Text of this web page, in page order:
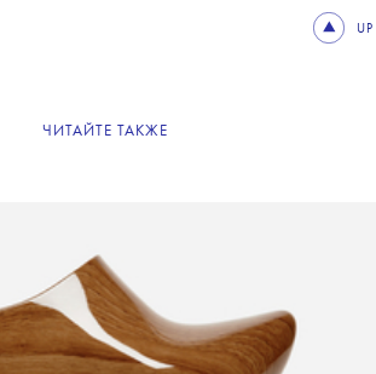
UP
ЧИТАЙТЕ ТАКЖЕ